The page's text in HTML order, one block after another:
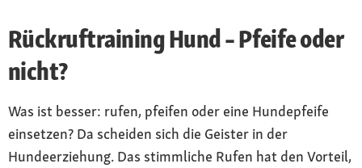
Rückruftraining Hund – Pfeife oder
nicht?
Was ist besser: rufen, pfeifen oder eine Hundepfeife
einsetzen? Da scheiden sich die Geister in der
Hundeerziehung. Das stimmliche Rufen hat den Vorteil,